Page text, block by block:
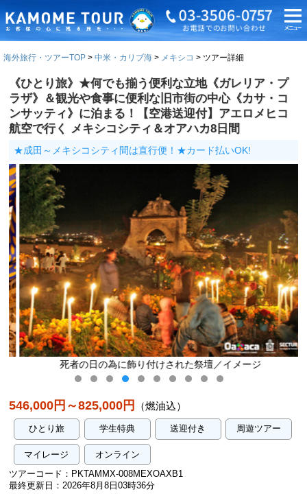
海外旅行・ツアーTOP 中米・カリブ海 メキシコ ツアー詳細
《ひとり旅》★何でも揃う便利な立地《ガレリア・プ
ラザ》＆観光や食事に便利な旧市街の中心《カサ・コ
ンサッティ》に泊まる！【空港送迎付】アエロメヒコ
航空で行く メキシコシティ＆オアハカ8日間
★成田～メキシコシティ間は直行便！★カード払いOK!
死者の日の為に飾り付けされた祭壇／イメージ
546,000円～825,000円 （燃油込）
ひとり旅 学生特典 送迎付き 周遊ツアー
マイレージ
オンライン
ツアーコード：PKTAMMX-008MEXOAXB1
最終更新日：2026年8月8日03時36分